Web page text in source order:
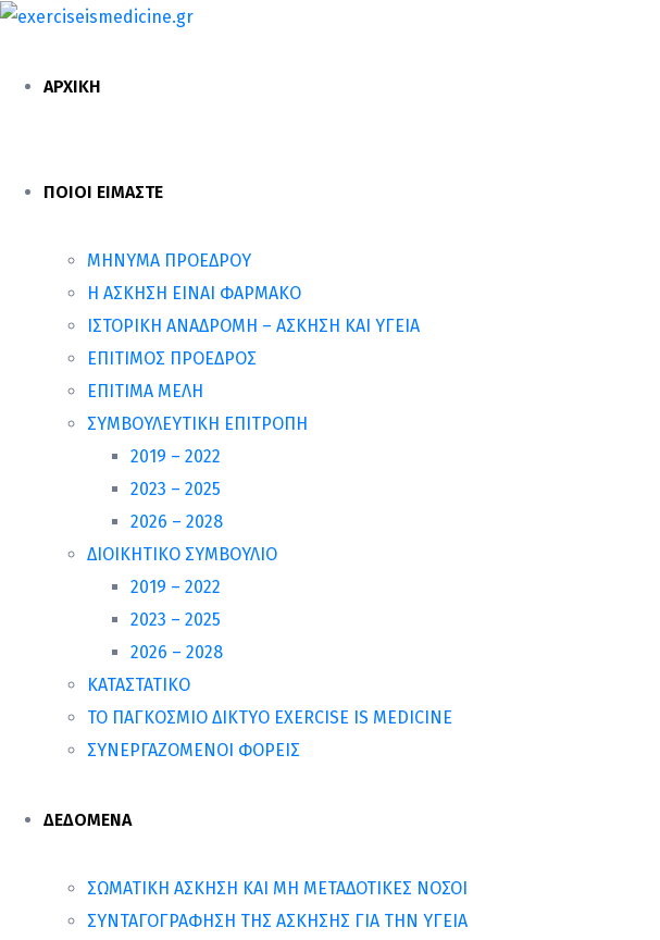
ΑΡΧΙΚΗ
ΠΟΙΟΙ ΕΙΜΑΣΤΕ
ΜΗΝΥΜΑ ΠΡΟΕΔΡΟΥ
Η ΑΣΚΗΣΗ ΕΙΝΑΙ ΦΑΡΜΑΚΟ
ΙΣΤΟΡΙΚΗ ΑΝΑΔΡΟΜΗ – ΑΣΚΗΣΗ ΚΑΙ ΥΓΕΙΑ
ΕΠΙΤΙΜΟΣ ΠΡΟΕΔΡΟΣ
ΕΠΙΤΙΜΑ ΜΕΛΗ
ΣΥΜΒΟΥΛΕΥΤΙΚΗ ΕΠΙΤΡΟΠΗ
2019 – 2022
2023 – 2025
2026 – 2028
ΔΙΟΙΚΗΤΙΚΟ ΣΥΜΒΟΥΛΙΟ
2019 – 2022
2023 – 2025
2026 – 2028
ΚΑΤΑΣΤΑΤΙΚΟ
ΤΟ ΠΑΓΚΟΣΜΙΟ ΔΙΚΤΥΟ EXERCISE IS MEDICINE
ΣΥΝΕΡΓΑΖΟΜΕΝΟΙ ΦΟΡΕΙΣ
ΔΕΔΟΜΕΝΑ
ΣΩΜΑΤΙΚΗ ΑΣΚΗΣΗ ΚΑΙ ΜΗ ΜΕΤΑΔΟΤΙΚΕΣ ΝΟΣΟΙ
ΣΥΝΤΑΓΟΓΡΑΦΗΣΗ ΤΗΣ ΑΣΚΗΣΗΣ ΓΙΑ ΤΗΝ ΥΓΕΙΑ